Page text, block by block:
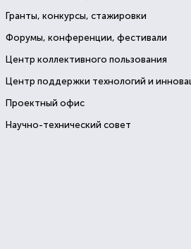
Гранты, конкурсы, стажировки
Форумы, конференции, фестивали
Центр коллективного пользования
Центр поддержки технологий и
Проектный офис
Научно-технический совет